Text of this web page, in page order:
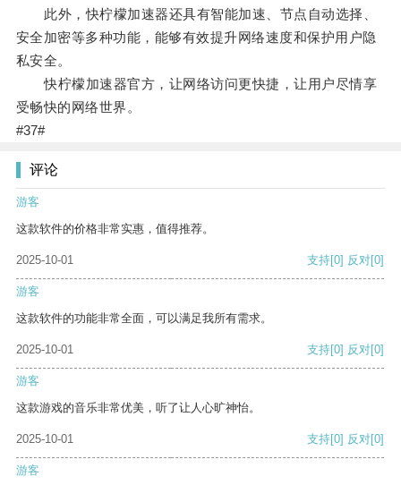
此外，快柠檬加速器还具有智能加速、节点自动选择、
安全加密等多种功能，能够有效提升网络速度和保护用户隐
私安全。
快柠檬加速器官方，让网络访问更快捷，让用户尽情享
受畅快的网络世界。
#37#
评论
游客
这款软件的价格非常实惠，值得推荐。
2025-10-01 支持[0] 反对[0]
游客
这款软件的功能非常全面，可以满足我所有需求。
2025-10-01 支持[0] 反对[0]
游客
这款游戏的音乐非常优美，听了让人心旷神怡。
2025-10-01 支持[0] 反对[0]
游客